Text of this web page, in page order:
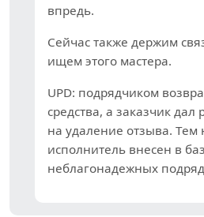
впредь.
Сейчас также держим
ищем этого мастера.
UPD: подрядчиком
средства, а заказчик
на удаление отзыва.
исполнитель внесен в
неблагонадежных